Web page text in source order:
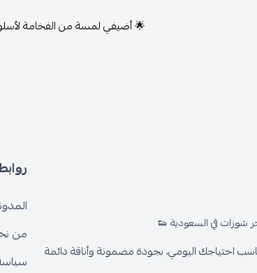
🌟 أضيفي لمسة من الفخامة
شوزات في السعودية 👟
احتياجك اليومي، بجودة مضمونة وأناقة دائمة
من